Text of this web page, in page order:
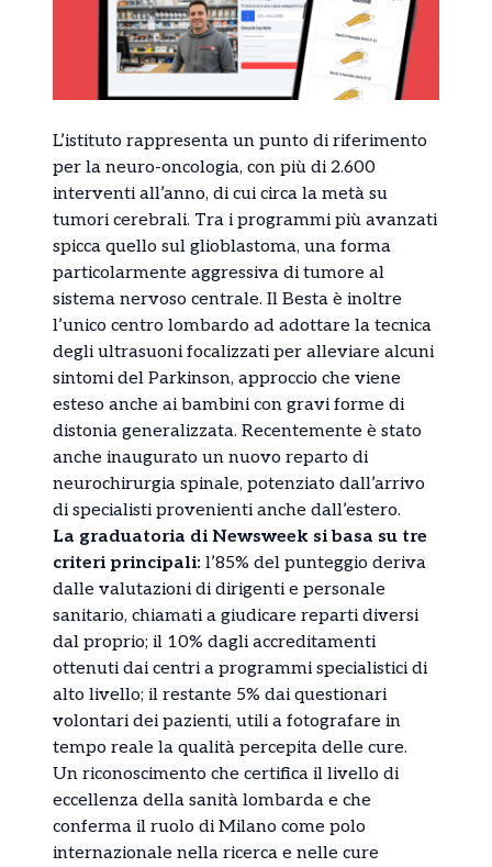
L’istituto rappresenta un punto di riferimento
per la neuro-oncologia, con più di 2.600
interventi all’anno, di cui circa la metà su
tumori cerebrali. Tra i programmi più avanzati
spicca quello sul glioblastoma, una forma
particolarmente aggressiva di tumore al
sistema nervoso centrale. Il Besta è inoltre
l’unico centro lombardo ad adottare la tecnica
degli ultrasuoni focalizzati per alleviare alcuni
sintomi del Parkinson, approccio che viene
esteso anche ai bambini con gravi forme di
distonia generalizzata. Recentemente è stato
anche inaugurato un nuovo reparto di
neurochirurgia spinale, potenziato dall’arrivo
di specialisti provenienti anche dall’estero.
La graduatoria di Newsweek si basa su tre
criteri principali: l’85% del punteggio deriva
dalle valutazioni di dirigenti e personale
sanitario, chiamati a giudicare reparti diversi
dal proprio; il 10% dagli accreditamenti
ottenuti dai centri a programmi specialistici di
alto livello; il restante 5% dai questionari
volontari dei pazienti, utili a fotografare in
tempo reale la qualità percepita delle cure.
Un riconoscimento che certifica il livello di
eccellenza della sanità lombarda e che
conferma il ruolo di Milano come polo
internazionale nella ricerca e nelle cure